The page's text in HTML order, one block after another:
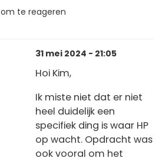
om te reageren
31 mei 2024 - 21:05
Hoi Kim,
Ik miste niet dat er niet
heel duidelijk een
specifiek ding is waar HP
op wacht. Opdracht was
ook vooral om het